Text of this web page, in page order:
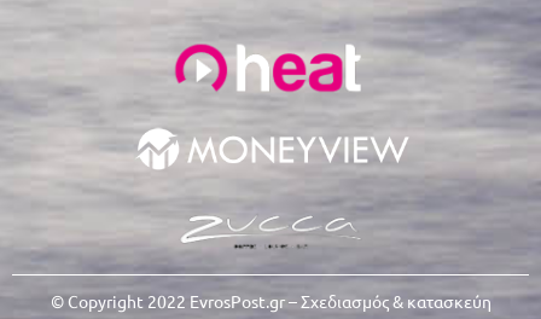
© Copyright 2022 EvrosPost.gr – Σχεδιασμός & κατασκεύη